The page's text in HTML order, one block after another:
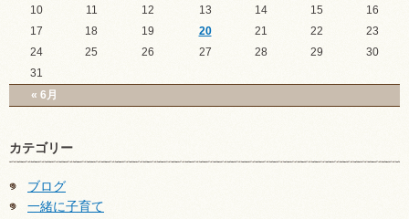
« 6月
10
11 12 13 14 15
16
17
18 19 20 21 22
23
24
25 26 27 28 29
30
31
カテゴリー
ブログ
一緒に子育て